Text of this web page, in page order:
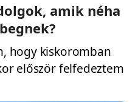
amik néha
hogy kiskoromban
először felfedeztem